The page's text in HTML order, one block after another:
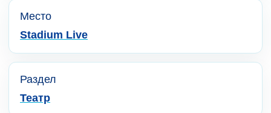
Место
Stadium Live
Раздел
Театр